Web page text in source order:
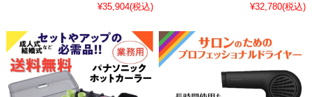
¥35,904(税込)
¥32,780(税込)